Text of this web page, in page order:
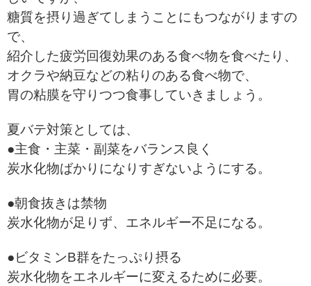
糖質を摂り過ぎてしまうことにもつながりますの
で、
紹介した疲労回復効果のある食べ物を食べたり、
オクラや納豆などの粘りのある食べ物で、
胃の粘膜を守りつつ食事していきましょう。
夏バテ対策としては、
●主食・主菜・副菜をバランス良く
炭水化物ばかりになりすぎないようにする。
●朝食抜きは禁物
炭水化物が足りず、エネルギー不足になる。
●ビタミンB群をたっぷり摂る
炭水化物をエネルギーに変えるために必要。